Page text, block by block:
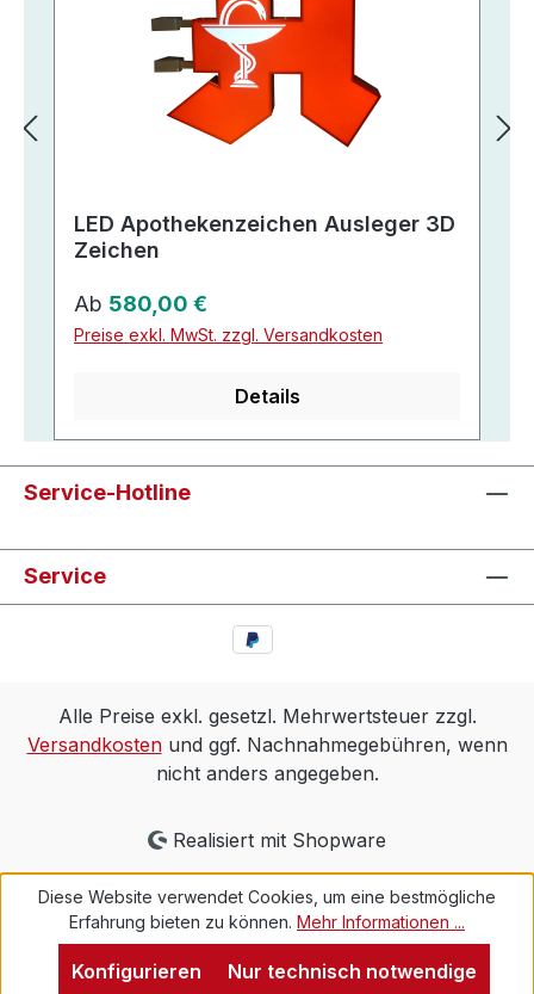
LED Apothekenzeichen Ausleger 3D
Zeichen
Regulärer Preis:
Ab 580,00 €
Preise exkl. MwSt. zzgl. Versandkosten
Details
Service-Hotline
Service
Alle Preise exkl. gesetzl. Mehrwertsteuer zzgl.
Versandkostenund ggf. Nachnahmegebühren, wenn
nicht anders angegeben.
Realisiert mit Shopware
Diese Website verwendet Cookies, um eine bestmögliche
Erfahrung bieten zu können. Mehr Informationen ...
Nur technisch notwendige
Konfigurieren